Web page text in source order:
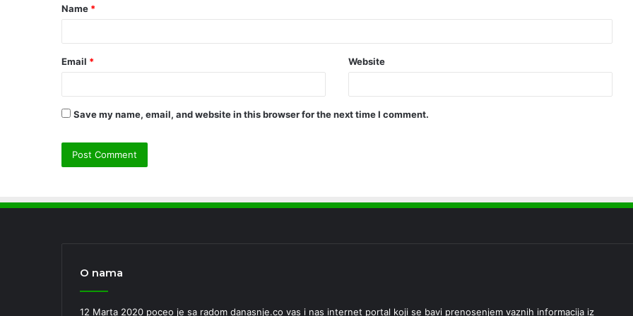
*
Name *
Email * Website
Save my name, email, and website in this browser for the next time I comment.
O nama
12 Marta 2020 poceo je sa radom danasnje.co vas i nas internet portal koji se bavi prenosenjem vaznih informacija iz